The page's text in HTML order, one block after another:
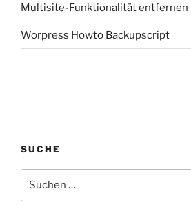
Multisite-Funktionalität entfernen
Worpress Howto Backupscript
SUCHE
nach: